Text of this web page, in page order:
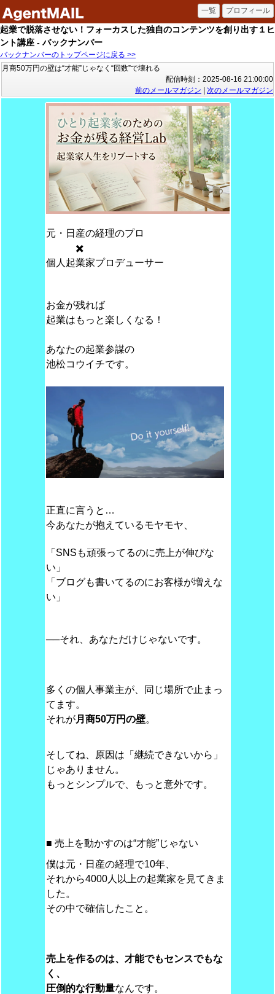
起業で脱落させない！フォーカスした独自のコンテンツを創り出す１ヒ
ント講座 - バックナンバー
バックナンバーのトップページに戻る >>
月商50万円の壁は“才能”じゃなく“回数”で壊れる
配信時刻：2025-08-16 21:00:00
前のメールマガジン
次のメールマガジン
元・日産の経理のプロ
✖️
個人起業家プロデューサー
お金が残れば
起業はもっと楽しくなる！
あなたの起業参謀の
池松コウイチです。
正直に言うと…
今あなたが抱えているモヤモヤ、
「SNSも頑張ってるのに売上が伸びな
い」
「ブログも書いてるのにお客様が増えな
い」
──それ、あなただけじゃないです。
多くの個人事業主が、同じ場所で止まっ
てます。
それが月商50万円の壁。
そしてね、原因は「継続できないから」
じゃありません。
もっとシンプルで、もっと意外です。
■ 売上を動かすのは“才能”じゃない
僕は元・日産の経理で10年、
それから4000人以上の起業家を見てきま
した。
その中で確信したこと。
売上を作るのは、才能でもセンスでもな
く、
圧倒的な行動量なんです。